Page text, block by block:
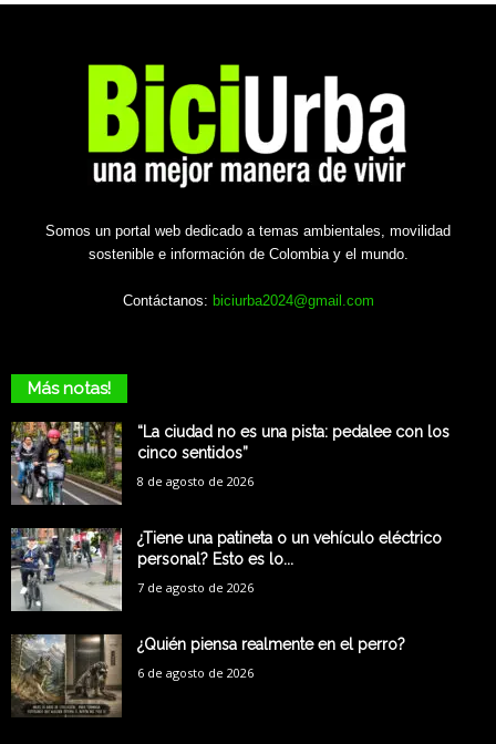
Somos un portal web dedicado a temas ambientales, movilidad
sostenible e información de Colombia y el mundo.
Contáctanos: biciurba2024@gmail.com
Más notas!
“La ciudad no es una pista: pedalee con los
cinco sentidos”
8 de agosto de 2026
¿Tiene una patineta o un vehículo eléctrico
personal? Esto es lo...
7 de agosto de 2026
¿Quién piensa realmente en el perro?
6 de agosto de 2026